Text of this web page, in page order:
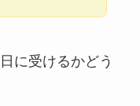
に受けるかどう